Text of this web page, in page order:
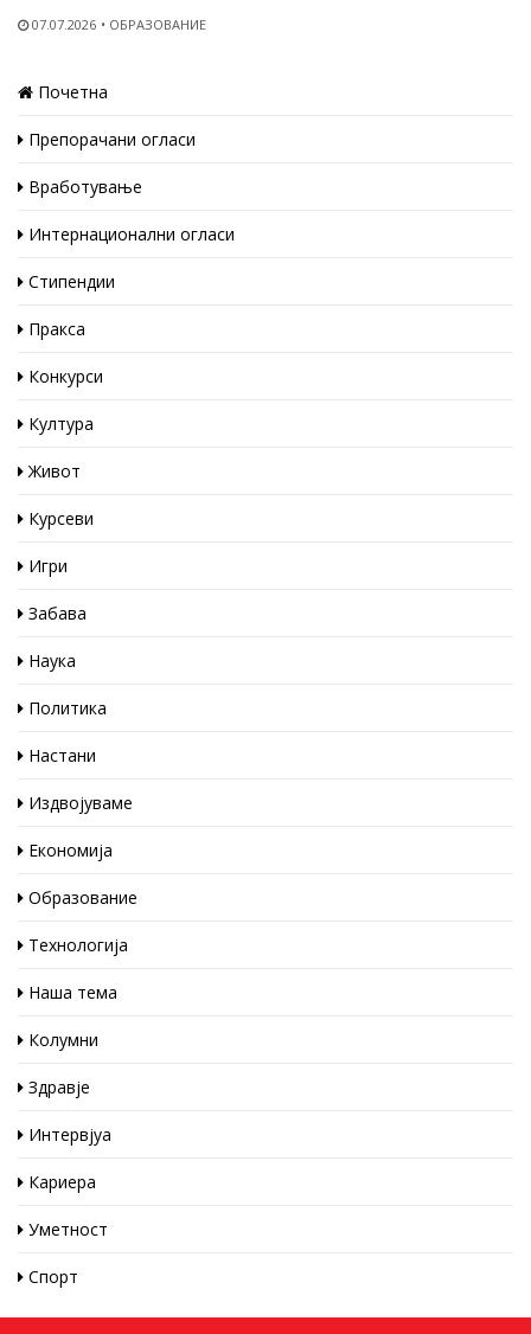
07.07.2026 ОБРАЗОВАНИЕ
Почетна
Препорачани огласи
Вработување
Интернационални огласи
Стипендии
Пракса
Конкурси
Култура
Живот
Курсеви
Игри
Забава
Наука
Политика
Настани
Издвојуваме
Економија
Образование
Технологија
Наша тема
Колумни
Здравје
Интервјуа
Кариера
Уметност
Спорт